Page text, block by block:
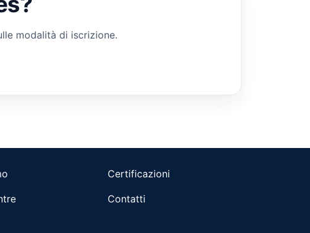
modalità di iscrizione.
Certificazioni
Contatti